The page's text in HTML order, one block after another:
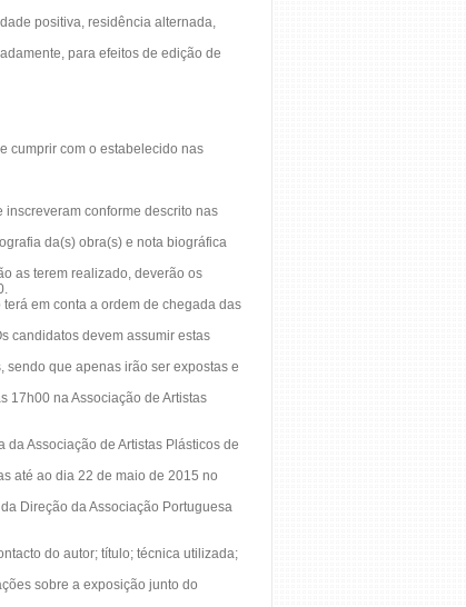
positiva, residência alternada,
para efeitos de edição de
cumprir com o estabelecido nas
conforme descrito nas
da(s) obra(s) e nota biográfica
as terem realizado, deverão os
em conta a ordem de chegada das
candidatos devem assumir estas
sendo que apenas irão ser expostas e
17h00 na Associação de Artistas
da Associação de Artistas Plásticos de
até ao dia 22 de maio de 2015 no
Direção da Associação Portuguesa
do autor; título; técnica utilizada;
sobre a exposição junto do